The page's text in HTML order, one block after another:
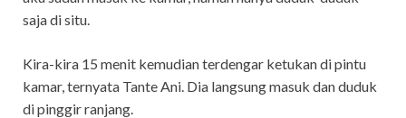
saja di situ.
Kira-kira 15 menit kemudian terdengar ketukan di pintu
kamar, ternyata Tante Ani. Dia langsung masuk dan duduk
di pinggir ranjang.